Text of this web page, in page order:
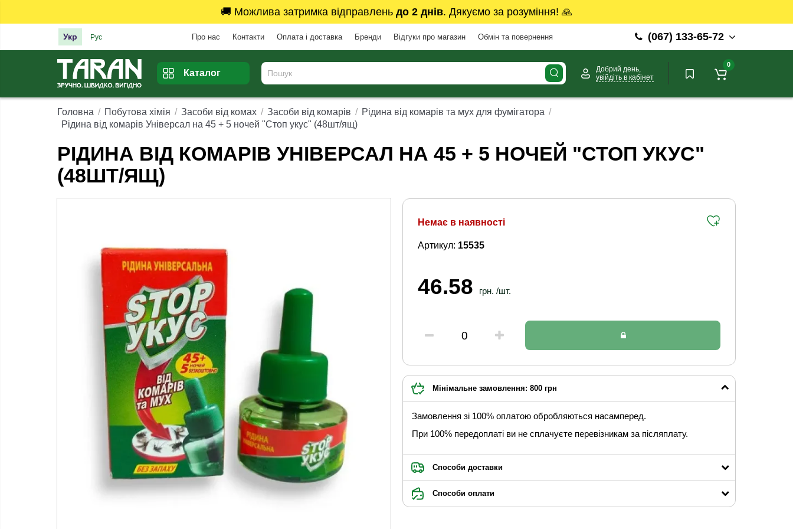
🚚 Можлива затримка відправлень до 2 днів. Дякуємо за розуміння! 🙏
Укр Рус Про нас Контакти Оплата і доставка Бренди Відгуки про магазин Обмін та повернення (067) 133-65-72
Каталог
Добрий день,
увійдіть в кабінет
0
Головна Побутова хімія Засоби від комах Засоби від комарів
Рідина від комарів та мух для фумігатора
Рідина від комарів Універсал на 45 + 5 ночей "Стоп укус" (48шт/ящ)
РІДИНА ВІД КОМАРІВ УНІВЕРСАЛ НА 45 + 5 НОЧЕЙ "СТОП УКУС"
(48ШТ/ЯЩ)
Немає в наявності
Артикул: 15535
46.58 грн. /шт.
Мінімальне замовлення: 800 грн
Замовлення зі 100% оплатою обробляються насамперед.
При 100% передоплаті ви не сплачуєте перевізникам за післяплату.
Способи доставки
Способи оплати